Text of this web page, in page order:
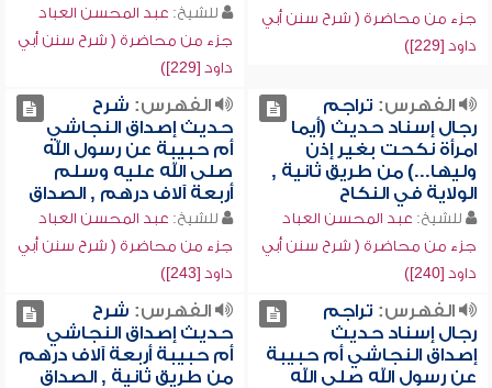
جزء من محاضرة ( شرح سنن أبي
داود [229])
للشيخ: عبد المحسن العباد
جزء من محاضرة ( شرح سنن أبي
داود [229])
الفهرس: تراجم
رجال إسناد حديث (أيما
امرأة نكحت بغير إذن
وليها...) من طريق ثانية ,
الولاية في النكاح
للشيخ: عبد المحسن العباد
جزء من محاضرة ( شرح سنن أبي
داود [240])
الفهرس: شرح
حديث إصداق النجاشي
أم حبيبة عن رسول الله
صلى الله عليه وسلم
أربعة آلاف درهم , الصداق
للشيخ: عبد المحسن العباد
جزء من محاضرة ( شرح سنن أبي
داود [243])
الفهرس: تراجم
رجال إسناد حديث
إصداق النجاشي أم حبيبة
عن رسول الله صلى الله
الفهرس: شرح
حديث إصداق النجاشي
أم حبيبة أربعة آلاف درهم
من طريق ثانية , الصداق